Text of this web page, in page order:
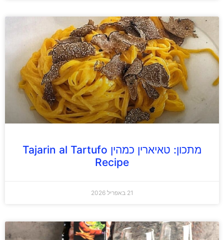
מתכון: טאיארין כמהין Tajarin al Tartufo
Recipe
21 באפריל 2026